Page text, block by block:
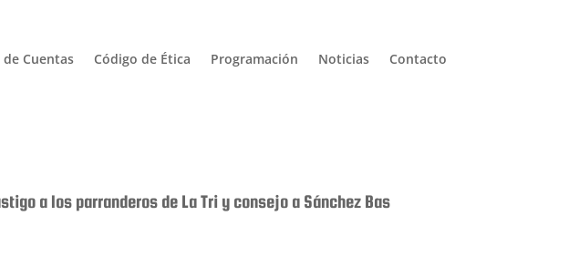
Cuentas Código de Ética Programación Noticias Contacto
a los parranderos de La Tri y consejo a Sánchez Bas